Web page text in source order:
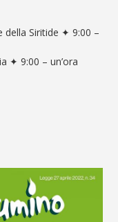
della Siritide ✦ 9:00 –
✦ 9:00 – un’ora